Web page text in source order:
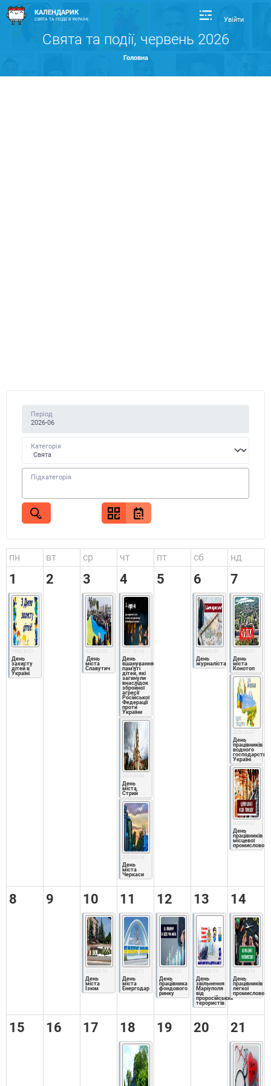
КАЛЕНДАРИК
СВЯТА ТА ПОДІЇ В УКРАЇНІ Увійти
Свята та події, червень 2026
Головна
Період
Категорія
Підкатегорія
пн вт ср чт пт сб нд
1
День
захисту
дітей в
Україні
2 3
2023-06-03
міста
Славутич
4
2021-06-04
День
вшанування
пам'яті
дітей, які
загинули
внаслідок
збройної
агресії
Російської
Федерації
проти
України
2023-06-04
День
міста
Стрий
2023-06-04
День
міста
Черкаси
5 6
День
журналіста
7
2023-06-07
День
міста
Конотоп
2026-06-07
День
працівників
водного
господарства
Україні
2026-06-07
День
працівників
місцевої
промисловості
8 9 10
2023-06-10
День
міста
Ізюм
11
2023-06-11
День
міста
Енергодар
12
2008-06-12
День
працівника
фондового
ринку
13
2015-06-13
День
звільнення
Маріуполя
від
проросійських
терористів
14
2026-06-14
День
працівників
легкої
промисловості
15 16 17 18 19 20 21